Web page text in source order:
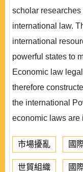
scholar
international law.
international
powerful states to
Economic law
therefore
the international
economic laws are
市場擾亂 國
世貿組織 國